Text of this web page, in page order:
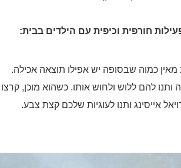
חורפית וכיפית עם הילדים בבית:
מאין כמוה שבסופה יש אפילו תוצאה אכילה.
להם ללוש ולחוש אותו. כשהוא מוכן, קרצו
אייסינג ותנו לעוגיות שלכם קצת צבע.